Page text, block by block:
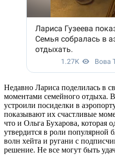
Недавно Лариса поделилась в
моментами семейного отдыха.
устроили посиделки в
показывают их счастливые
что и Ольга Бухарова, которая
утвердится в роли популярной
волн хейта и ругани с
решение. Не все могут быть